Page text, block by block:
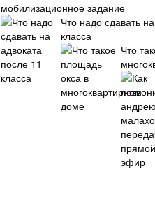
мобилизационное задание
Что надо сдавать
класса
Что